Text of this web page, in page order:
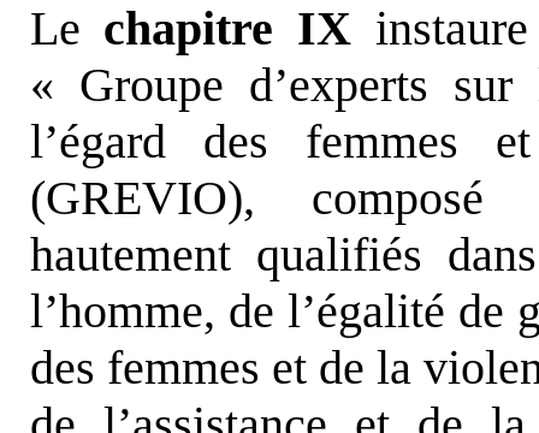
Le chapitre IX
« Groupe d’experts
l’égard des femmes
(GREVIO), composé
hautement qualifiés
l’homme, de l’égalité de
des femmes et de la